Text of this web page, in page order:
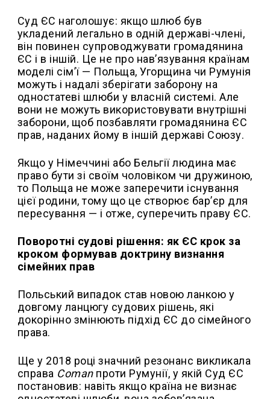
Суд ЄС наголошує: якщо шлюб був
укладений легально в одній державі-члені,
він повинен супроводжувати громадянина
ЄС і в іншій. Це не про нав’язування країнам
моделі сім’ї — Польща, Угорщина чи Румунія
можуть і надалі зберігати заборону на
одностатеві шлюби у власній системі. Але
вони не можуть використовувати внутрішні
заборони, щоб позбавляти громадянина ЄС
прав, наданих йому в іншій державі Союзу.
Якщо у Німеччині або Бельгії людина має
право бути зі своїм чоловіком чи дружиною,
то Польща не може заперечити існування
цієї родини, тому що це створює бар’єр для
пересування — і отже, суперечить праву ЄС.
Поворотні судові рішення: як ЄС крок за
кроком формував доктрину визнання
сімейних прав
Польський випадок став новою ланкою у
довгому ланцюгу судових рішень, які
докорінно змінюють підхід ЄС до сімейного
права.
Ще у 2018 році значний резонанс викликала
справа Comanпроти Румунії, у якій Суд ЄС
постановив: навіть якщо країна не визнає